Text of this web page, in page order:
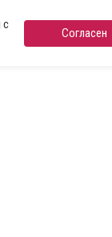
с
Согласен